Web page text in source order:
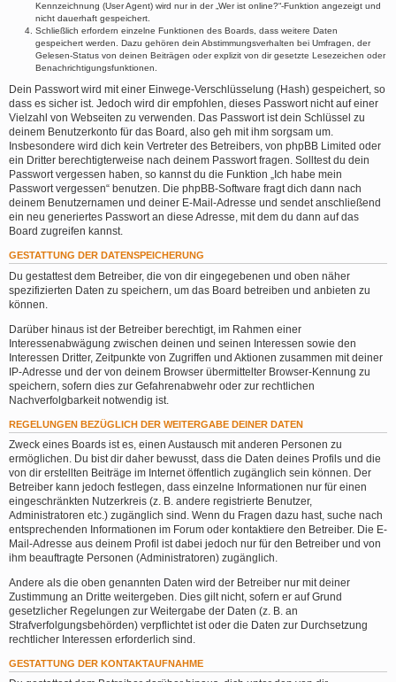
Kennzeichnung (User Agent) wird nur in der „Wer ist online?“-Funktion angezeigt und
nicht dauerhaft gespeichert.
Schließlich erfordern einzelne Funktionen des Boards, dass weitere Daten
gespeichert werden. Dazu gehören dein Abstimmungsverhalten bei Umfragen, der
Gelesen-Status von deinen Beiträgen oder explizit von dir gesetzte Lesezeichen oder
Benachrichtigungsfunktionen.
Dein Passwort wird mit einer Einwege-Verschlüsselung (Hash) gespeichert, so
dass es sicher ist. Jedoch wird dir empfohlen, dieses Passwort nicht auf einer
Vielzahl von Webseiten zu verwenden. Das Passwort ist dein Schlüssel zu
deinem Benutzerkonto für das Board, also geh mit ihm sorgsam um.
Insbesondere wird dich kein Vertreter des Betreibers, von phpBB Limited oder
ein Dritter berechtigterweise nach deinem Passwort fragen. Solltest du dein
Passwort vergessen haben, so kannst du die Funktion „Ich habe mein
Passwort vergessen“ benutzen. Die phpBB-Software fragt dich dann nach
deinem Benutzernamen und deiner E-Mail-Adresse und sendet anschließend
ein neu generiertes Passwort an diese Adresse, mit dem du dann auf das
Board zugreifen kannst.
GESTATTUNG DER DATENSPEICHERUNG
Du gestattest dem Betreiber, die von dir eingegebenen und oben näher
spezifizierten Daten zu speichern, um das Board betreiben und anbieten zu
können.
Darüber hinaus ist der Betreiber berechtigt, im Rahmen einer
Interessenabwägung zwischen deinen und seinen Interessen sowie den
Interessen Dritter, Zeitpunkte von Zugriffen und Aktionen zusammen mit deiner
IP-Adresse und der von deinem Browser übermittelter Browser-Kennung zu
speichern, sofern dies zur Gefahrenabwehr oder zur rechtlichen
Nachverfolgbarkeit notwendig ist.
REGELUNGEN BEZÜGLICH DER WEITERGABE DEINER DATEN
Zweck eines Boards ist es, einen Austausch mit anderen Personen zu
ermöglichen. Du bist dir daher bewusst, dass die Daten deines Profils und die
von dir erstellten Beiträge im Internet öffentlich zugänglich sein können. Der
Betreiber kann jedoch festlegen, dass einzelne Informationen nur für einen
eingeschränkten Nutzerkreis (z. B. andere registrierte Benutzer,
Administratoren etc.) zugänglich sind. Wenn du Fragen dazu hast, suche nach
entsprechenden Informationen im Forum oder kontaktiere den Betreiber. Die E-
Mail-Adresse aus deinem Profil ist dabei jedoch nur für den Betreiber und von
ihm beauftragte Personen (Administratoren) zugänglich.
Andere als die oben genannten Daten wird der Betreiber nur mit deiner
Zustimmung an Dritte weitergeben. Dies gilt nicht, sofern er auf Grund
gesetzlicher Regelungen zur Weitergabe der Daten (z. B. an
Strafverfolgungsbehörden) verpflichtet ist oder die Daten zur Durchsetzung
rechtlicher Interessen erforderlich sind.
GESTATTUNG DER KONTAKTAUFNAHME